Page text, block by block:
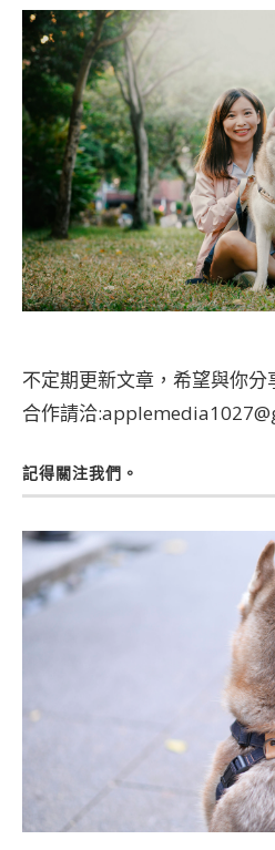
不定期更新文章，希望與你分
合作請洽
記得關注我們。